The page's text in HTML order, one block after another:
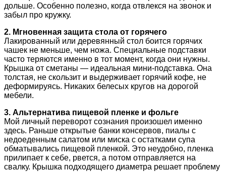
дольше. Особенно полезно, когда отвлекся на звонок и
забыл про кружку.
2. Мгновенная защита стола от горячего
Лакированный или деревянный стол боится горячих
чашек не меньше, чем ножа. Специальные подставки
часто теряются именно в тот момент, когда они нужны.
Крышка от сметаны — идеальная мини-подставка. Она
толстая, не скользит и выдерживает горячий кофе, не
деформируясь. Никаких белесых кругов на дорогой
мебели.
3. Альтернатива пищевой пленке и фольге
Мой личный переворот сознания произошел именно
здесь. Раньше открытые банки консервов, пиалы с
недоеденным салатом или миска с остатками супа
обматывались пищевой пленкой. Это неудобно, пленка
прилипает к себе, рвется, а потом отправляется на
свалку. Крышка подходящего диаметра решает проблему